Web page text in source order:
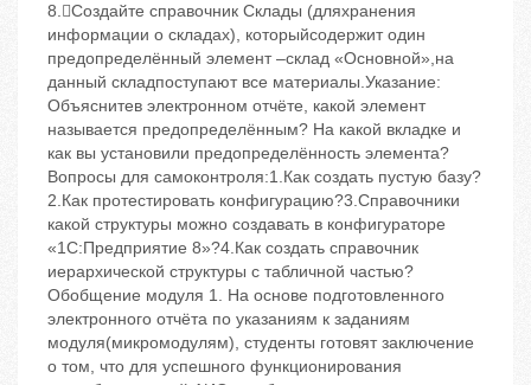
8.Создайте справочник Склады (дляхранения
информации о складах), которыйсодержит один
предопределённый элемент –склад «Основной»,на
данный складпоступают все материалы.Указание:
Объяснитев электронном отчёте, какой элемент
называется предопределённым? На какой вкладке и
как вы установили предопределённость элемента?
Вопросы для самоконтроля:1.Как создать пустую базу?
2.Как протестировать конфигурацию?3.Справочники
какой структуры можно создавать в конфигураторе
«1С:Предприятие 8»?4.Как создать справочник
иерархической структуры с табличной частью?
Обобщение модуля 1. На основе подготовленного
электронного отчёта по указаниям к заданиям
модуля(микромодулям), студенты готовят заключение
о том, что для успешного функционирования